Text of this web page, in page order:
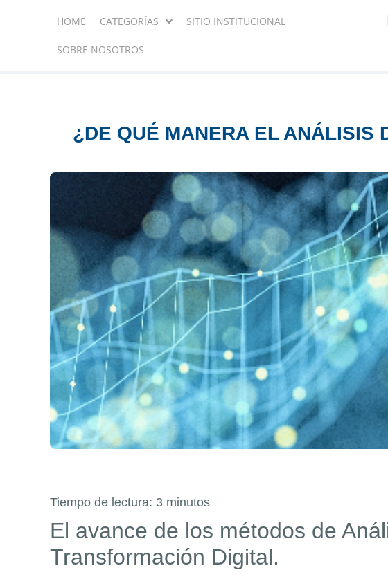
HOME CATEGORÍAS SITIO INSTITUCIONAL
SOBRE NOSOTROS
¿DE QUÉ MANERA EL ANÁLISIS
Tiempo de lectura: 3 minutos
El avance de los métodos de
Transformación Digital.